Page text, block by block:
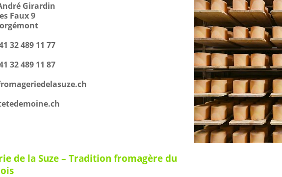
Girardin
Faux 9
32 489 11 77
32 489 11 87
de la Suze – Tradition fromagère du